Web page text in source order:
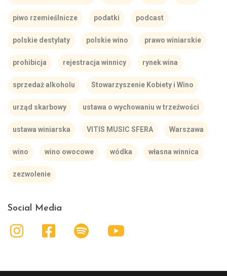
piwo rzemieślnicze podatki podcast
polskie destylaty polskie wino prawo winiarskie
prohibicja rejestracja winnicy rynek wina
sprzedaż alkoholu Stowarzyszenie Kobiety i Wino
urząd skarbowy ustawa o wychowaniu w trzeźwości
ustawa winiarska VITIS MUSIC SFERA Warszawa
wino wino owocowe wódka własna winnica
zezwolenie
Social Media